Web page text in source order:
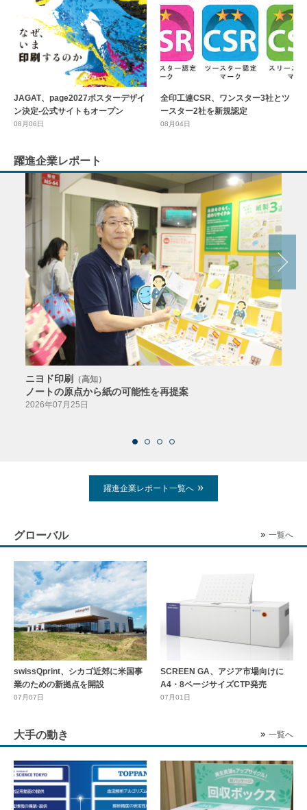
JAGAT、page2027ポスターデザイ
ン決定-公式サイトもオープン
08月06日
全印工連CSR、ワンスター3社とツ
ースター2社を新規認定
08月04日
躍進企業レポート
ニヨド印刷 （高知）
ノートの原点から紙の可能性を再提案
2026年07月25日
躍進企業レポート一覧へ
グローバル 一覧へ
swissQprint、シカゴ近郊に⽶国事
業のための新拠点を開設
07月07日
SCREEN GA、アジア市場向けに
A4・8ページサイズCTP発売
07月01日
大手の動き 一覧へ